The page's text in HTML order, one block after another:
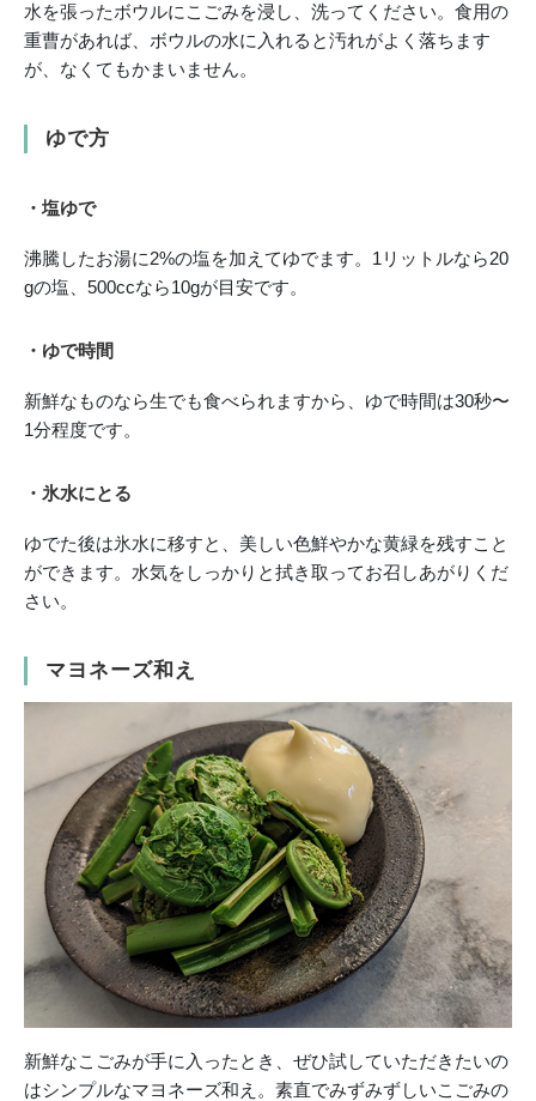
水を張ったボウルにこごみを浸し、洗ってください。食用の
重曹があれば、ボウルの水に入れると汚れがよく落ちます
が、なくてもかまいません。
ゆで方
・塩ゆで
沸騰したお湯に2%の塩を加えてゆでます。1リットルなら20
gの塩、500ccなら10gが目安です。
・ゆで時間
新鮮なものなら生でも食べられますから、ゆで時間は30秒〜
1分程度です。
・氷水にとる
ゆでた後は氷水に移すと、美しい色鮮やかな黄緑を残すこと
ができます。水気をしっかりと拭き取ってお召しあがりくだ
さい。
マヨネーズ和え
新鮮なこごみが手に入ったとき、ぜひ試していただきたいの
はシンプルなマヨネーズ和え。素直でみずみずしいこごみの